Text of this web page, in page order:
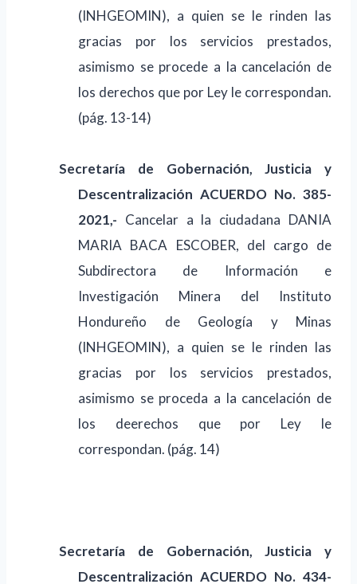
(INHGEOMIN), a quien se le rinden las
gracias por los servicios prestados,
asimismo se procede a la cancelación de
los derechos que por Ley le correspondan.
(pág. 13-14)
Secretaría de Gobernación, Justicia y
DescentralizaciónACUERDO No. 385-
2021,- Cancelar a la ciudadana DANIA
MARIA BACA ESCOBER, del cargo de
Subdirectora de Información e
Investigación Minera del Instituto
Hondureño de Geología y Minas
(INHGEOMIN), a quien se le rinden las
gracias por los servicios prestados,
asimismo se proceda a la cancelación de
los deerechos que por Ley le
correspondan. (pág. 14)
Secretaría de Gobernación, Justicia y
DescentralizaciónACUERDO No. 434-